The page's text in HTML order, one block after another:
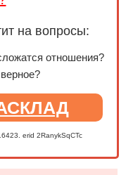
на вопросы:
отношения?
erid 2RanykSqCTc